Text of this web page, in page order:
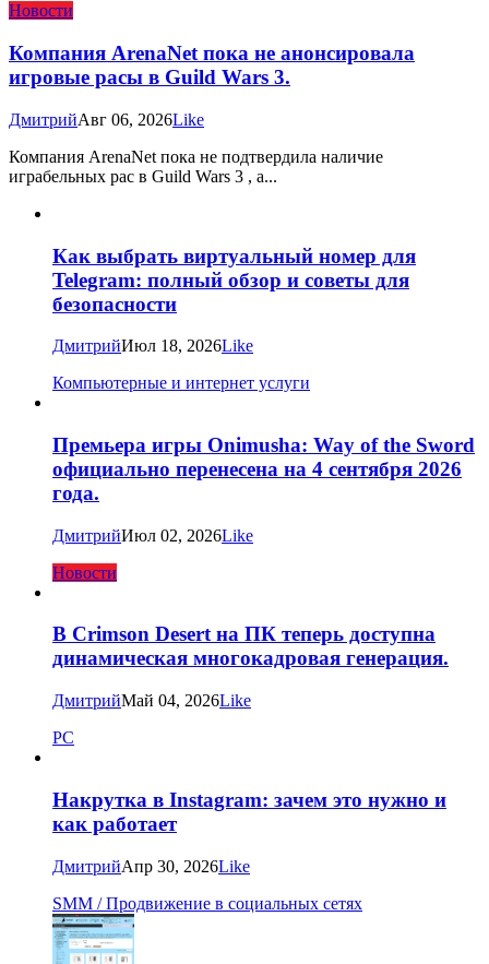
Новости
Компания ArenaNet пока не анонсировала
игровые расы в Guild Wars 3.
ДмитрийАвг 06, 2026Like
Компания ArenaNet пока не подтвердила наличие
играбельных рас в Guild Wars 3 , а...
Как выбрать виртуальный номер для
Telegram: полный обзор и советы для
безопасности
ДмитрийИюл 18, 2026Like
Компьютерные и интернет услуги
Премьера игры Onimusha: Way of the Sword
официально перенесена на 4 сентября 2026
года.
ДмитрийИюл 02, 2026Like
Новости
В Crimson Desert на ПК теперь доступна
динамическая многокадровая генерация.
ДмитрийМай 04, 2026Like
PC
Накрутка в Instagram: зачем это нужно и
как работает
ДмитрийАпр 30, 2026Like
SMM / Продвижение в социальных сетях